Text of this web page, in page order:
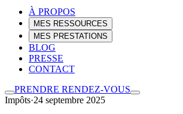
À PROPOS
MES RESSOURCES
MES PRESTATIONS
BLOG
PRESSE
CONTACT
PRENDRE RENDEZ-VOUS
Impôts·24 septembre 2025